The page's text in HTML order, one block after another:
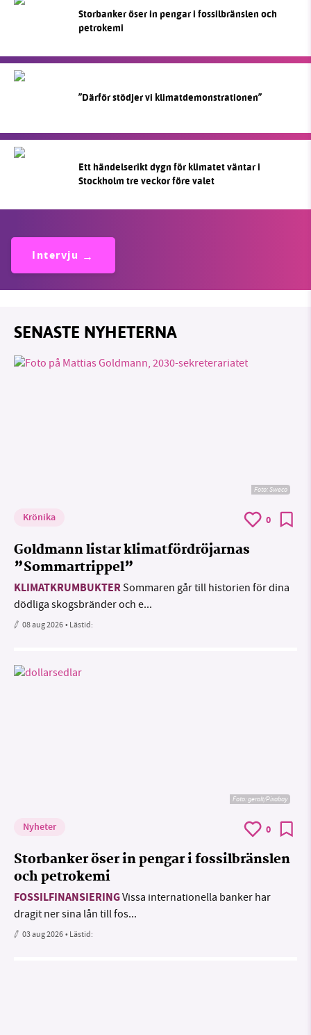
Storbanker öser in pengar i fossilbränslen och
petrokemi
”Därför stödjer vi klimatdemonstrationen”
Ett händelserikt dygn för klimatet väntar i
Stockholm tre veckor före valet
Intervju
SENASTE NYHETERNA
Foto: Sweco
Krönika 0
Goldmann listar klimatfördröjarnas
”Sommartrippel”
KLIMATKRUMBUKTERSommaren går till historien för dina
dödliga skogsbränder och e...
08 aug 2026• Lästid:
Foto:geralt/Pixabay
Nyheter 0
Storbanker öser in pengar i fossilbränslen
och petrokemi
FOSSILFINANSIERINGVissa internationella banker har
dragit ner sina lån till fos...
03 aug 2026• Lästid: